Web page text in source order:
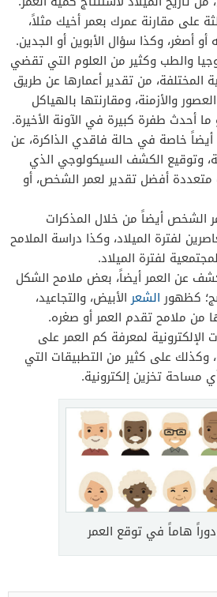
على مقارنة عمرك بعمر أخيك مثلاً،
أو أصغر، وكذا سؤال الأبوين أو الجدين.
والطب وكثير من العلوم التي تقضي
المختلفة، من تقدير أعمارها عن طريق
والأزمنة، ومقارنتها بالهياكل
أحدث طفرة كبيرة في الآونة الأخيرة.
خاصة في حالة فاقدي الذاكرة، عن
وتوقيع الكشف السيكولوجي الذي
أفضل تقدير لعمر الشخص، أو
الشخص أيضاً من خلال المذكرات
لفترة الميلاد، وكذا دراسة الملامح
لفترة الميلاد.
عن العمر أيضاً، بعض ملامح الشكل
كظهورالشعرالأبيض، والتجاعيد،
من ملامح تقدم العمر أو صغره.
الإلكترونية لمعرفة كم العمر على
وكذلك على كثير من التطبيقات التي
مساحة تخزين إلكترونية.
هاماً في توقع العمر